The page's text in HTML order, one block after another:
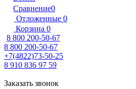
Сравнение0
Отложенные 0
Корзина 0
8 800 200-50-67
8 800 200-50-67
+7(4822)73-50-25
8 910 836 97 59
Заказать звонок